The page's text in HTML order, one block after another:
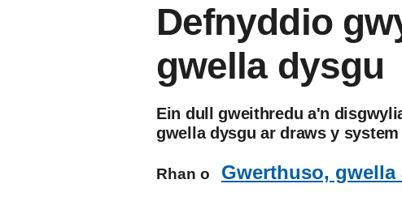
Defnyddio
gwella dysgu
Ein dull gweithredu a'n
gwella dysgu ar draws y
Rhan o Gwerthuso,